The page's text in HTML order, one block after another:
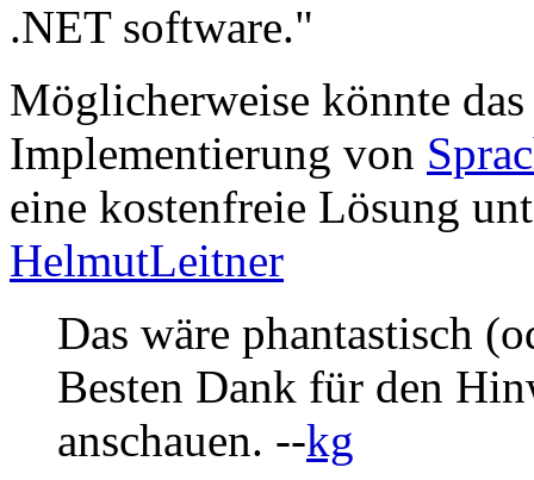
.NET software."
Möglicherweise könnte
Implementierung von
eine kostenfreie Lösung
HelmutLeitner
Das wäre phantastisch
Besten Dank für den
anschauen. --kg